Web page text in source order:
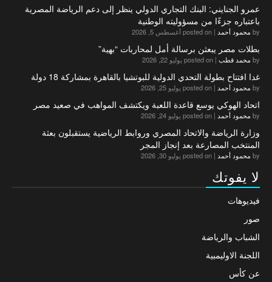
عمرو الجنايني: البنك التجاري الدولي ينظر إلى دعم الرياضة المصرية
باعتباره جزءًا من مسؤوليته الوطنية
by محمود أحمد | posted on أغسطس 5, 2026
بطلات مصر يبعثن برسالة أمل لمحاربات “بهية”
by محمد قطب | posted on يوليو 22, 2026
غدا افتتاح بطولة التحدي الدولية للبوتشيا بالقاهرة بمشاركة 18 دولة
by محمود أحمد | posted on يوليو 25, 2026
اتحاد الهوكي يوسع قاعدة اللعبة ويكتشف المواهب في صعيد مصر
by محمود أحمد | posted on يوليو 24, 2026
وزارة الرياضة والاتحاد المصري وروابط الرياضية يستقبلون بعثة
المنتخب المصارعة بعد إنجاز المجر
by محمود أحمد | posted on يوليو 30, 2026
لا يفوتك
فيديوهات
صور
الشباب والرياضة
اللجنة الاوليمبية
عن كأس